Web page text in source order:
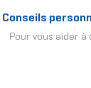
Conseils
Pour vous aider à